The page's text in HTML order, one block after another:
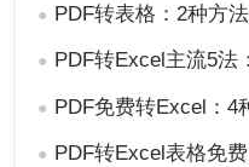
● PDF转表格：2种方法在表格边
● PDF转Excel主流5法：在线、桌面
● PDF免费转Excel：4种方法
● PDF转Excel表格免费：2种